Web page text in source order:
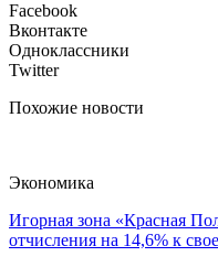
Facebook
Вконтакте
Одноклассники
Twitter
Похожие новости
Экономика
Игорная зона «Красная
отчисления на 14,6% к